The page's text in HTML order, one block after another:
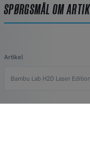
SPØRGSMÅL OM
Artikel